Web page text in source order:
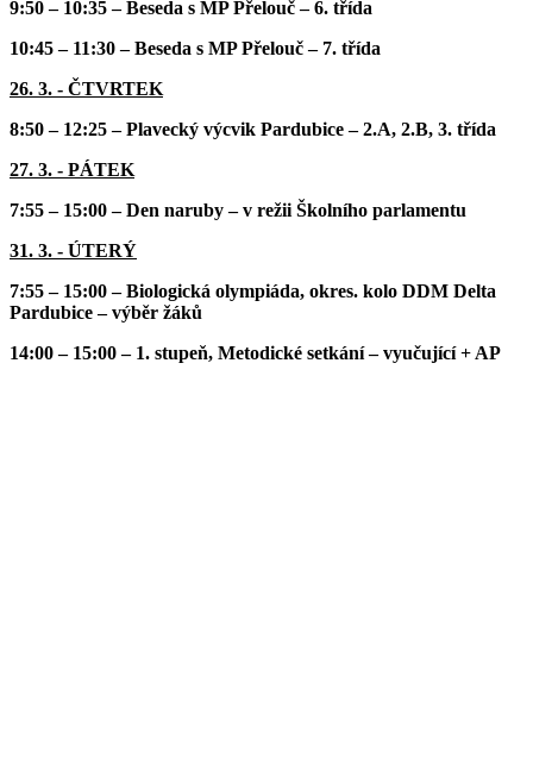
9:50 – 10:35 – Beseda s MP Přelouč – 6. třída
10:45 – 11:30 – Beseda s MP Přelouč – 7. třída
26. 3. - ČTVRTEK
8:50 – 12:25 – Plavecký výcvik Pardubice – 2.A, 2.B, 3. třída
27. 3. - PÁTEK
7:55 – 15:00 – Den naruby – v režii Školního parlamentu
31. 3. - ÚTERÝ
7:55 – 15:00 – Biologická olympiáda, okres. kolo DDM Delta
Pardubice – výběr žáků
14:00 – 15:00 – 1. stupeň, Metodické setkání – vyučující + AP